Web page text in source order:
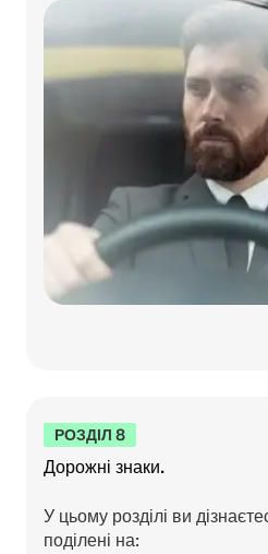
РОЗДІЛ 8
Дорожні знаки.
У цьому розділі ви
поділені на: